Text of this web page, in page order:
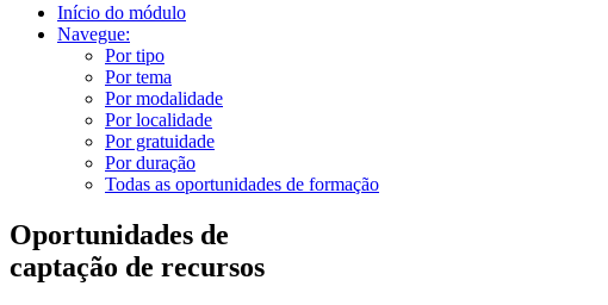
Início do módulo
Navegue:
Por tipo
Por tema
Por modalidade
Por localidade
Por gratuidade
Por duração
Todas as oportunidades de formação
Oportunidades de
captação de recursos